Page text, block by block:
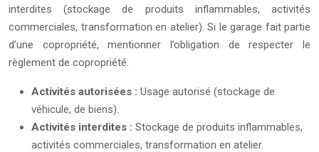
interdites (stockage de produits inflammables, activités
commerciales, transformation en atelier). Si le garage fait partie
d’une copropriété, mentionner l’obligation de respecter le
règlement de copropriété.
Activités autorisées : Usage autorisé (stockage de
véhicule, de biens).
Activités interdites : Stockage de produits inflammables,
activités commerciales, transformation en atelier.